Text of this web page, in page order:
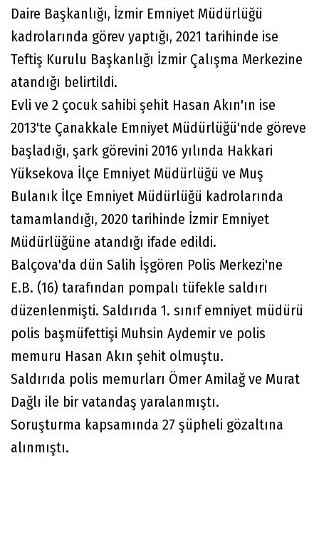
Daire Başkanlığı, İzmir Emniyet Müdürlüğü
kadrolarında görev yaptığı, 2021 tarihinde ise
Teftiş Kurulu Başkanlığı İzmir Çalışma Merkezine
atandığı belirtildi.
Evli ve 2 çocuk sahibi şehit Hasan Akın'ın ise
2013'te Çanakkale Emniyet Müdürlüğü'nde göreve
başladığı, şark görevini 2016 yılında Hakkari
Yüksekova İlçe Emniyet Müdürlüğü ve Muş
Bulanık İlçe Emniyet Müdürlüğü kadrolarında
tamamlandığı, 2020 tarihinde İzmir Emniyet
Müdürlüğüne atandığı ifade edildi.
Balçova'da dün Salih İşgören Polis Merkezi'ne
E.B. (16) tarafından pompalı tüfekle saldırı
düzenlenmişti. Saldırıda 1. sınıf emniyet müdürü
polis başmüfettişi Muhsin Aydemir ve polis
memuru Hasan Akın şehit olmuştu.
Saldırıda polis memurları Ömer Amilağ ve Murat
Dağlı ile bir vatandaş yaralanmıştı.
Soruşturma kapsamında 27 şüpheli gözaltına
alınmıştı.